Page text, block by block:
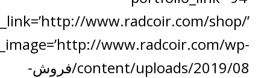
www.radcoir.com/shop/’
www.radcoir.com/wp-
content/uploads/2019/08/فروش-